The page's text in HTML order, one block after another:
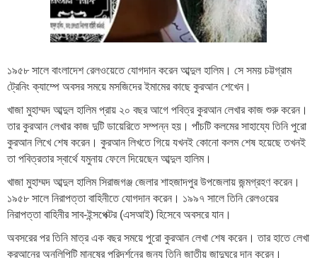
১৯৫৮ সালে বাংলাদেশ রেলওয়েতে যোগদান করেন আব্দুল হালিম। সে সময় চট্টগ্রাম
ট্রেনিং ক্যাম্পে অবসর সময়ে মসজিদের ইমামের কাছে কুরআন শেখেন।
খাজা মুহাম্মদ আব্দুল হালিম প্রায় ২০ বছর আগে পবিত্র কুরআন লেখার কাজ শুরু করেন।
তার কুরআন লেখার কাজ দুটি ডায়েরিতে সম্পন্ন হয়। পাঁচটি কলমের সাহায্যে তিনি পুরো
কুরআন লিখে শেষ করেন। কুরআন লিখতে গিয়ে যখনই কোনো কলম শেষ হয়েছে তখনই
তা পবিত্রতার স্বার্থে যমুনায় ফেলে দিয়েছেন আব্দুল হালিম।
খাজা মুহাম্মদ আব্দুল হালিম সিরাজগঞ্জ জেলার শাহজাদপুর উপজেলায় জন্মগ্রহণ করেন।
১৯৫৮ সালে নিরাপত্তা বাহিনীতে যোগদান করেন। ১৯৯৭ সালে তিনি রেলওয়ের
নিরাপত্তা বাহিনীর সাব-ইন্সপেক্টর (এসআই) হিসেবে অবসরে যান।
অবসরের পর তিনি মাত্র এক বছর সময়ে পুরো কুরআন লেখা শেষ করেন। তার হাতে লেখা
কুরআনের অনুলিপিটি মানুষের পরিদর্শনের জন্য তিনি জাতীয় জাদুঘরে দান করেন।